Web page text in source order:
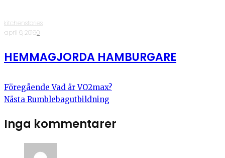
kitchenstories
·april 6, 2016·0
HEMMAGJORDA HAMBURGARE
Föregående Vad är VO2max?
Nästa Rumblebagutbildning
Inga kommentarer